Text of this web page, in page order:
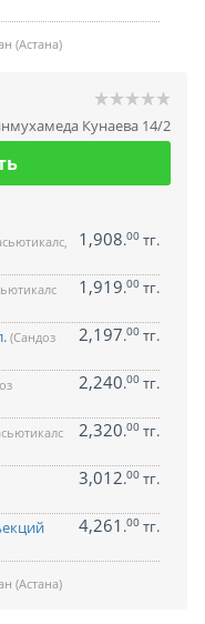
(Астана)
Кунаева 14/2
1,908.00 тг.
1,919.00 тг.
(Сандоз
2,197.00 тг.
2,240.00 тг.
2,320.00 тг.
3,012.00 тг.
4,261 .00 тг.
(Астана)